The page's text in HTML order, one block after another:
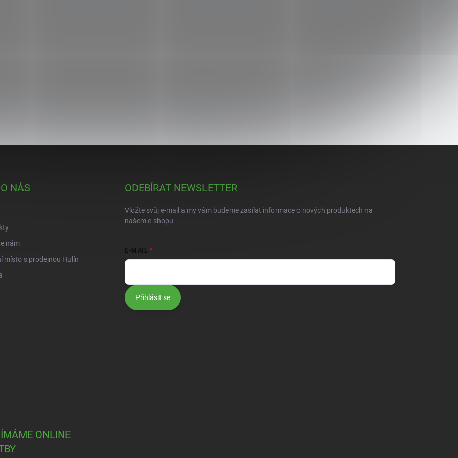
NÁS
nám
místo s prodejnou Hulín
ODEBÍRAT NEWSLETTER
Vložte svůj e-mail a my vám budeme zasílat informace o nových produktech na
našem e-shopu.
E-MAIL
Přihlásit se
ONLINE